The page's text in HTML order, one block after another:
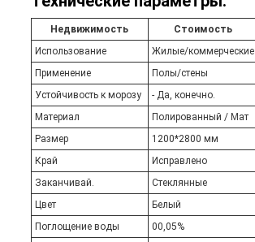
Недвижимость
Стоимость
Использование
Жилые/коммерческие
Применение
Полы/стены
Устойчивость к морозу
- Да, конечно.
Материал
Полированный / Мат
Размер
1200*2800 мм
Край
Исправлено
Заканчивай.
Стеклянные
Цвет
Белый
Поглощение воды
00,05%